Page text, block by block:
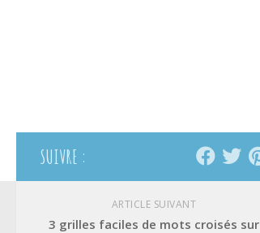
SUIVRE :
ARTICLE SUIVANT
3 grilles faciles de mots croisés sur